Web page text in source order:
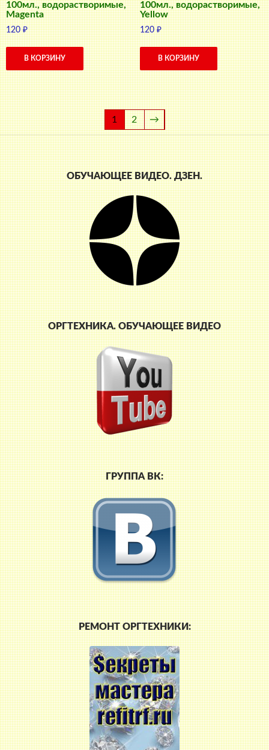
100мл., водорастворимые,
Magenta
120₽
В КОРЗИНУ
100мл., водорастворимые,
Yellow
120₽
В КОРЗИНУ
1 2 →
ОБУЧАЮЩЕЕ ВИДЕО. ДЗЕН.
ОРГТЕХНИКА. ОБУЧАЮЩЕЕ ВИДЕО
ГРУППА ВК:
РЕМОНТ ОРГТЕХНИКИ: